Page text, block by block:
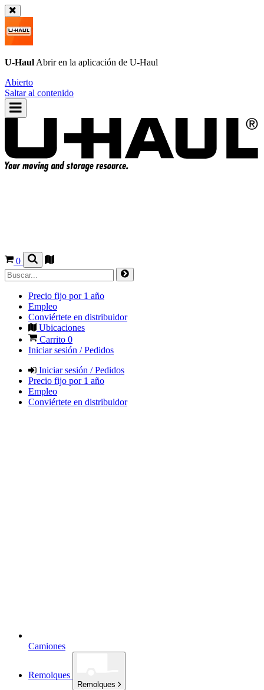
U-Haul Abrir en la aplicación de U-Haul
Abierto
Saltar al contenido
0
Precio fijo por 1 año
Empleo
Conviértete en distribuidor
Ubicaciones
Carrito 0
Iniciar sesión / Pedidos
Iniciar sesión / Pedidos
Precio fijo por 1 año
Empleo
Conviértete en distribuidor
Camiones
Remolques
Remolques